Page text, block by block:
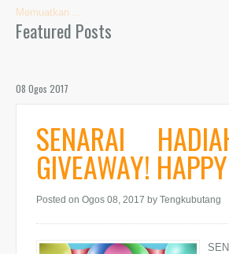
Memuatkan ...
Featured Posts
08 Ogos 2017
SENARAI
GIVEAWAY!
Posted on Ogos 08, 2017 by Tengkubutang